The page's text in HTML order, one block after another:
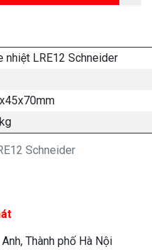
Schneider
nhiệt LRE12 Schneider
Thành phố Hà Nội